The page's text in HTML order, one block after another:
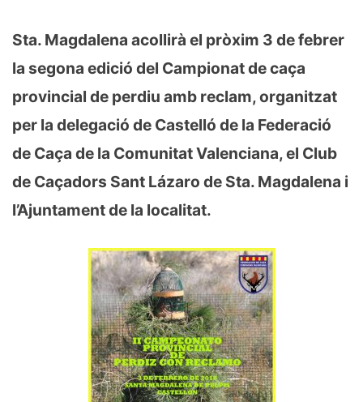
Sta. Magdalena acollirà el pròxim 3 de febrer
la segona edició del Campionat de caça
provincial de perdiu amb reclam, organitzat
per la delegació de Castelló de la Federació
de Caça de la Comunitat Valenciana, el Club
de Caçadors Sant Lázaro de Sta. Magdalena i
l’Ajuntament de la localitat.